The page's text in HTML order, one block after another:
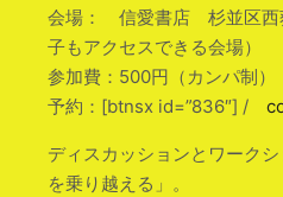
会場： 信愛書店 杉並区
子もアクセスできる会場）
参加費：500円（カンパ制）
予約：[btnsx id=”836″] /
ディスカッションとワーク
を乗り越える」。